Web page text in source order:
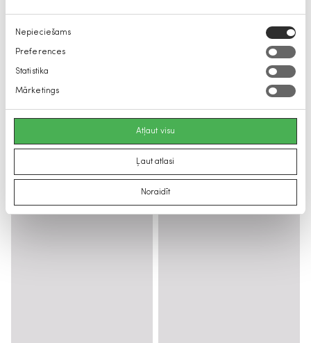
Piekrišanas
izvēle
Nepieciešams
Preferences
Statistika
Mārketings
Atļaut visu
Ļaut atlasi
Noraidīt